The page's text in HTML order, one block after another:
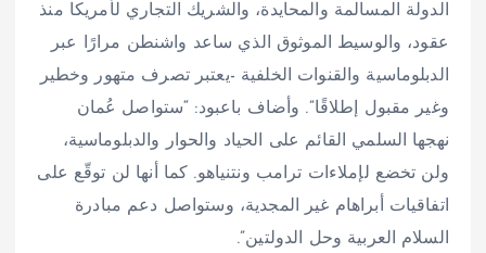
الدولة المسالمة والمحايدة، والشريك التجاري لأمريكا منذ
عقود، والوسيط الموثوق الذي ساعد واشنطن مرارًا عبر
الدبلوماسية والقنوات الخلفية -يعتبر تصرف متهور وخطير
وغير مقبول إطلاقًا”. ‏وأضاف باعبود: “ستواصل عُمان
نهجها السلمي القائم على الحياد والحوار والدبلوماسية،
ولن تخضع لإملاءات ترامب ونتنياهو. كما أنها لن توقّع على
اتفاقيات أبراهام غير المجدية، وستواصل دعم مبادرة
السلام العربية وحل الدولتين”.